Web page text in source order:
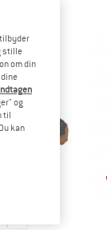
stille
om din
og
til
kan